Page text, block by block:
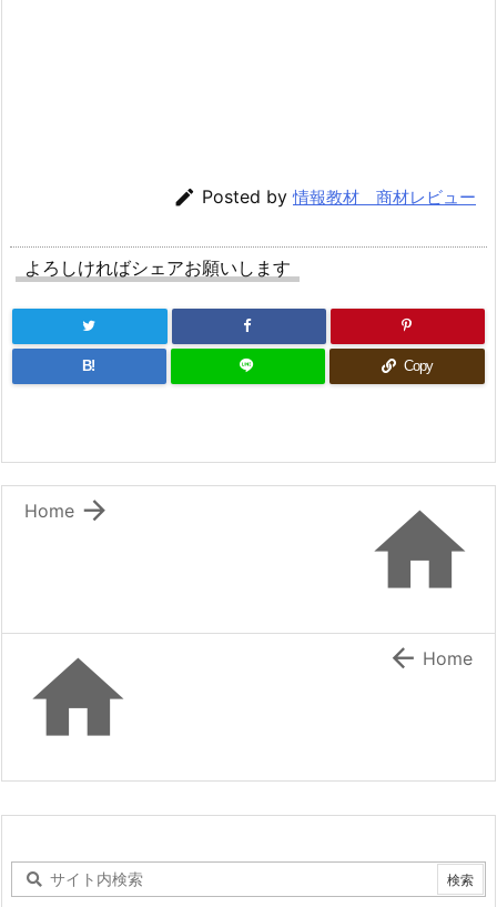
 Posted by情報教材 商材レビュー
よろしければシェアお願いします
B! Copy


Home
  Home